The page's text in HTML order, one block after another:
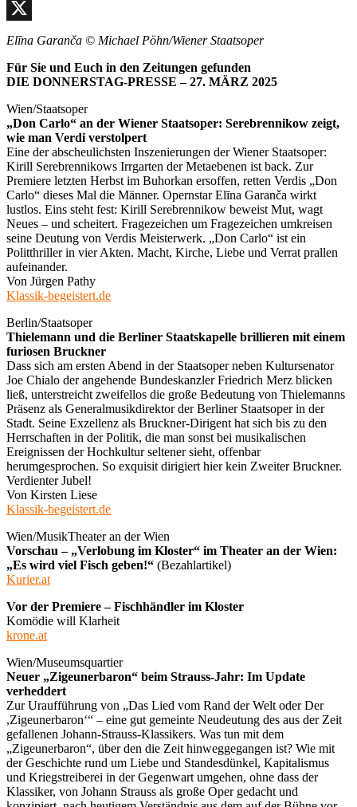
Facebook
X
Elīna Garanča © Michael Pöhn/Wiener Staatsoper
Für Sie und Euch in den Zeitungen gefunden
DIE DONNERSTAG-PRESSE – 27. MÄRZ 2025
Wien/Staatsoper
„Don Carlo“ an der Wiener Staatsoper: Serebrennikow zeigt,
wie man Verdi verstolpert
Eine der abscheulichsten Inszenierungen der Wiener Staatsoper:
Kirill Serebrennikows Irrgarten der Metaebenen ist back. Zur
Premiere letzten Herbst im Buhorkan ersoffen, retten Verdis „Don
Carlo“ dieses Mal die Männer. Opernstar Elīna Garanča wirkt
lustlos. Eins steht fest: Kirill Serebrennikow beweist Mut, wagt
Neues – und scheitert. Fragezeichen um Fragezeichen umkreisen
seine Deutung von Verdis Meisterwerk. „Don Carlo“ ist ein
Politthriller in vier Akten. Macht, Kirche, Liebe und Verrat prallen
aufeinander.
Von Jürgen Pathy
Klassik-begeistert.de
Berlin/Staatsoper
Thielemann und die Berliner Staatskapelle brillieren mit einem
furiosen Bruckner
Dass sich am ersten Abend in der Staatsoper neben Kultursenator
Joe Chialo der angehende Bundeskanzler Friedrich Merz blicken
ließ, unterstreicht zweifellos die große Bedeutung von Thielemanns
Präsenz als Generalmusikdirektor der Berliner Staatsoper in der
Stadt. Seine Exzellenz als Bruckner-Dirigent hat sich bis zu den
Herrschaften in der Politik, die man sonst bei musikalischen
Ereignissen der Hochkultur seltener sieht, offenbar
herumgesprochen. So exquisit dirigiert hier kein Zweiter Bruckner.
Verdienter Jubel!
Von Kirsten Liese
Klassik-begeistert.de
Wien/MusikTheater an der Wien
Vorschau – „Verlobung im Kloster“ im Theater an der Wien:
„Es wird viel Fisch geben!“ (Bezahlartikel)
Kurier.at
Vor der Premiere – Fischhändler im Kloster
Komödie will Klarheit
krone.at
Wien/Museumsquartier
Neuer „Zigeunerbaron“ beim Strauss-Jahr: Im Update
verheddert
Zur Uraufführung von „Das Lied vom Rand der Welt oder Der
,Zigeunerbaron‘“ – eine gut gemeinte Neudeutung des aus der Zeit
gefallenen Johann-Strauss-Klassikers. Was tun mit dem
„Zigeunerbaron“, über den die Zeit hinweggegangen ist? Wie mit
der Geschichte rund um Liebe und Standesdünkel, Kapitalismus
und Kriegstreiberei in der Gegenwart umgehen, ohne dass der
Klassiker, von Johann Strauss als große Oper gedacht und